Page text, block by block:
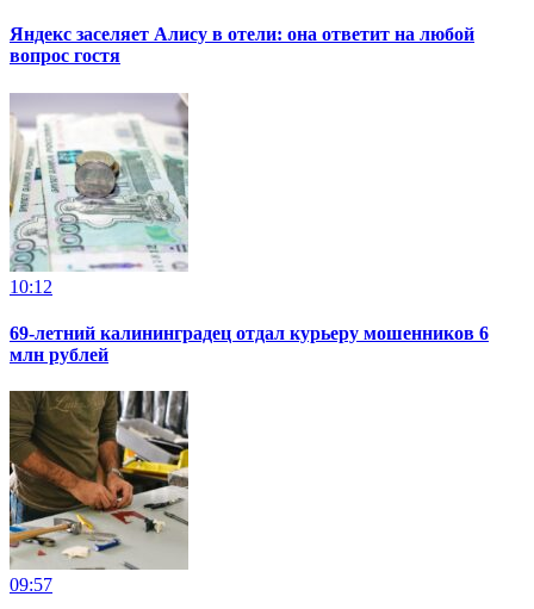
Яндекс заселяет Алису в отели: она ответит на любой
вопрос гостя
10:12
69-летний калининградец отдал курьеру мошенников 6
млн рублей
09:57